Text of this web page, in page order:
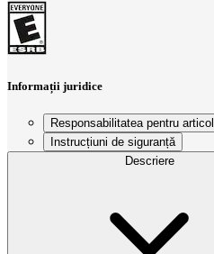
Informații juridice
Responsabilitatea pentru articol
Instrucțiuni de siguranță
Descriere